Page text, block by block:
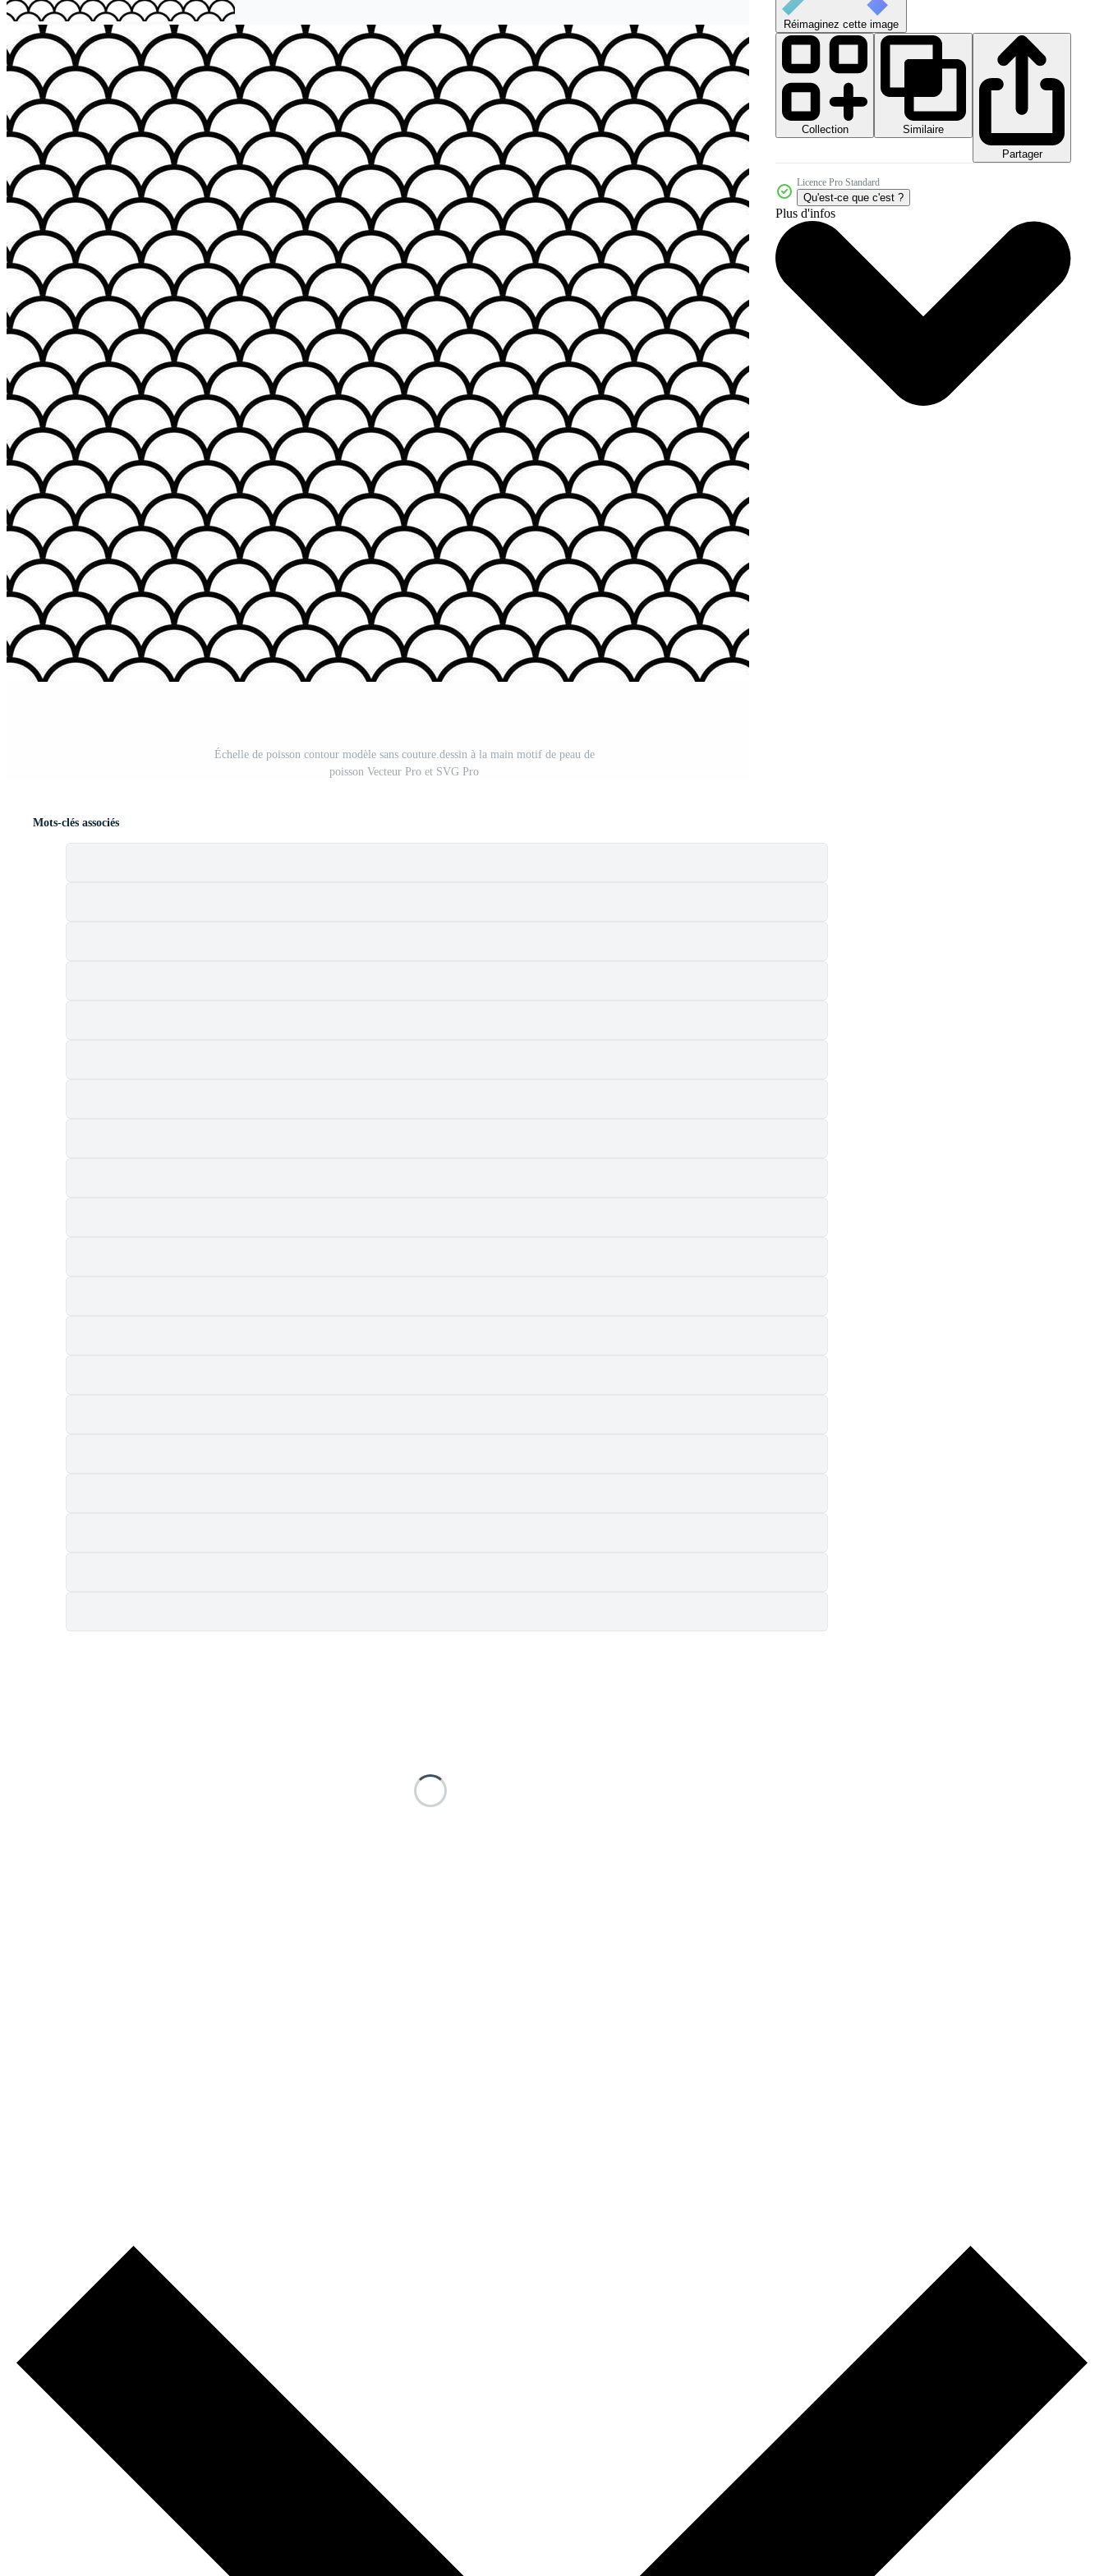
Échelle de poisson contour modèle sans couture.dessin à la main motif de peau de
poisson Vecteur Pro et SVG Pro
Réimaginez cette image
Collection
Similaire
Partager
Licence Pro Standard
Qu'est-ce que c'est ?
Plus d'infos
Mots-clés associés